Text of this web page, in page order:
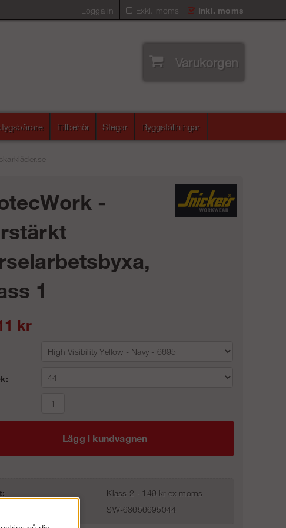
Exkl. moms Inkl. moms
Logga in
Varukorgen
Tillbehör Stegar Byggställningar
-
1
kr
Lägg i kundvagnen
Klass 2 - 149 kr ex moms
SW-63656695044